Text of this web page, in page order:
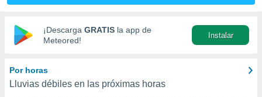
las
y
digital
basada
¡Descarga GRATIS la app de
Meteored!
Instalar
Por horas
Lluvias débiles en las próximas horas